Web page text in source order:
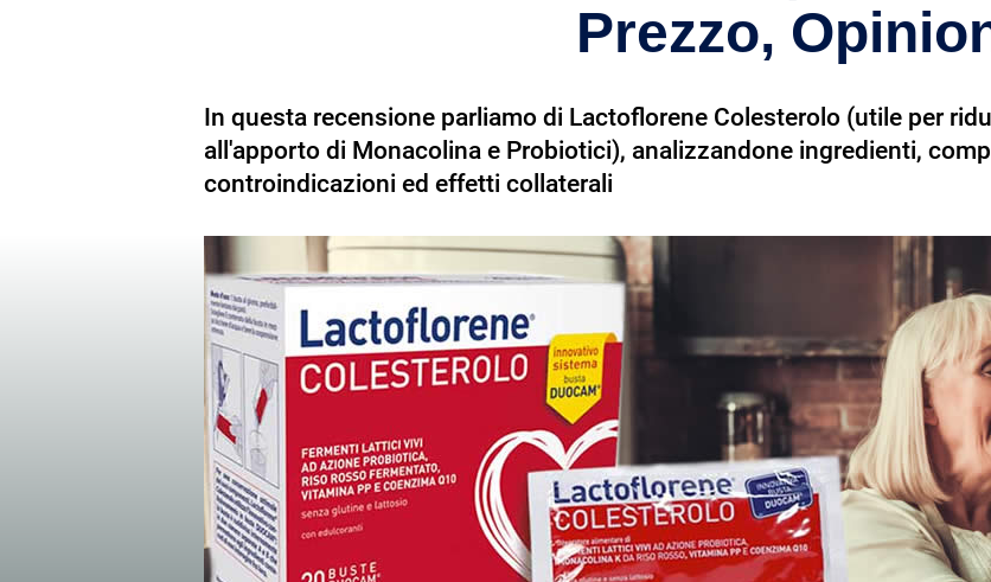
Prezzo,
In questa recensione parliamo di Lactoflorene Colesterolo (utile per
all'apporto di Monacolina e Probiotici), analizzandone ingredienti,
controindicazioni ed effetti collaterali